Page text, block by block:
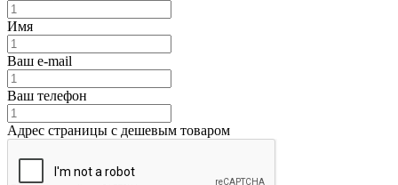
Имя
Ваш e-mail
Ваш телефон
Адрес страницы с дешевым товаром